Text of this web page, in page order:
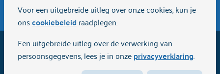
Algemene inkoopvoorwaarden
2026Arkin
CookiebeleidPrivacyverklaringDisclaimer
Voor een uitgebreide uitleg over onze cookies, kun je
onscookiebeleidraadplegen.
Een uitgebreide uitleg over de verwerking van
persoonsgegevens, lees je in onzeprivacyverklaring.